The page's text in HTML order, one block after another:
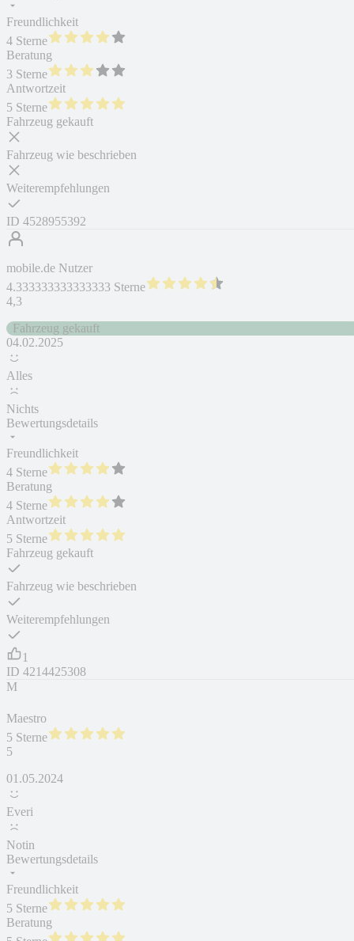
Freundlichkeit
4 Sterne
Beratung
3 Sterne
Antwortzeit
5 Sterne
Fahrzeug gekauft
Fahrzeug wie beschrieben
Weiterempfehlungen
ID 4528955392
mobile.de Nutzer
4.333333333333333 Sterne
4,3
Fahrzeug gekauft
04.02.2025
Alles
Nichts
Bewertungsdetails
Freundlichkeit
4 Sterne
Beratung
4 Sterne
Antwortzeit
5 Sterne
Fahrzeug gekauft
Fahrzeug wie beschrieben
Weiterempfehlungen
1
ID 4214425308
M
Maestro
5 Sterne
5
01.05.2024
Everi
Notin
Bewertungsdetails
Freundlichkeit
5 Sterne
Beratung